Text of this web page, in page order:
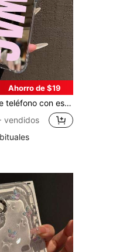
Ahorro de $19
11pro/12pro/13pro/14pro/12mini/13mini/11promax/12promax/13promax/14promax/14plus/17pro Max/17Air/16Pro/16plus/16promax/Se2/17promax y Galaxy/A54/A14/A12/A13/A15/A32/A33/A24/A52S/S20/S21/S22/S23/S24/S23Plus/S24ultra/S25/A15/A33/A23/S26/S26+/S26ultra, regalo de primavera para fiesta de cumpleaños
vendidos